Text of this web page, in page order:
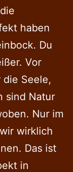
haben
Du
Vor
Seele,
sind Natur
Nur im
wirklich
Das ist
in